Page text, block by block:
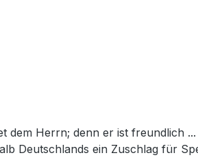
Deutschlands ein Zuschlag für